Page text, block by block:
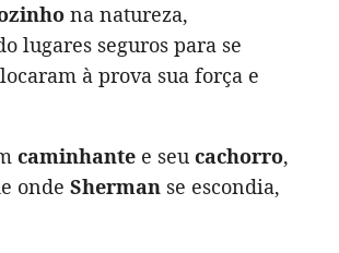
na natureza,
lugares seguros para se
à prova sua força e
caminhante e seu cachorro,
onde Sherman se escondia,